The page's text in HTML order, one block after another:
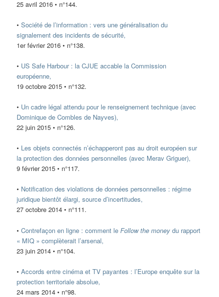
25 avril 2016 • n°144.
•Société de l’information : vers une généralisation du
signalement des incidents de sécurité,
1er février 2016 • n°138.
• US Safe Harbour : la CJUE accable la Commission
européenne,
19 octobre 2015 • n°132.
• Un cadre légal attendu pour le renseignement technique (avec
Dominique de Combles de Nayves),
22 juin 2015 • n°126.
• Les objets connectés n’échapperont pas au droit européen sur
la protection des données personnelles (avec Merav Griguer),
9 février 2015 • n°117.
• Notification des violations de données personnelles : régime
juridique bientôt élargi, source d’incertitudes,
27 octobre 2014 • n°111.
•Contrefaçon en ligne : comment leFollow the money du rapport
« MIQ » complèterait l’arsenal,
23 juin 2014 • n°104.
•Accords entre cinéma et TV payantes : l’Europe enquête sur la
protection territoriale absolue,
24 mars 2014 • n°98.